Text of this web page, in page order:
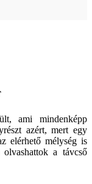
ami mindenképp
azért, mert egy
elérhető mélység is
a távcső